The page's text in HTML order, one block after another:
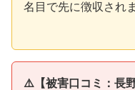
名目で先に徴収され
⚠️【被害口コミ：長